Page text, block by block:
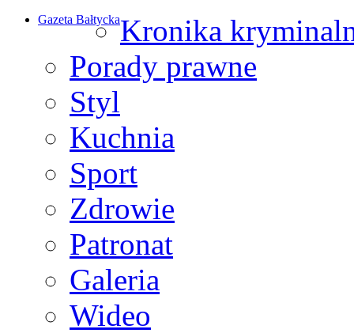
Gazeta BałtyckaKronika
Porady prawne
Styl
Kuchnia
Sport
Zdrowie
Patronat
Galeria
Wideo